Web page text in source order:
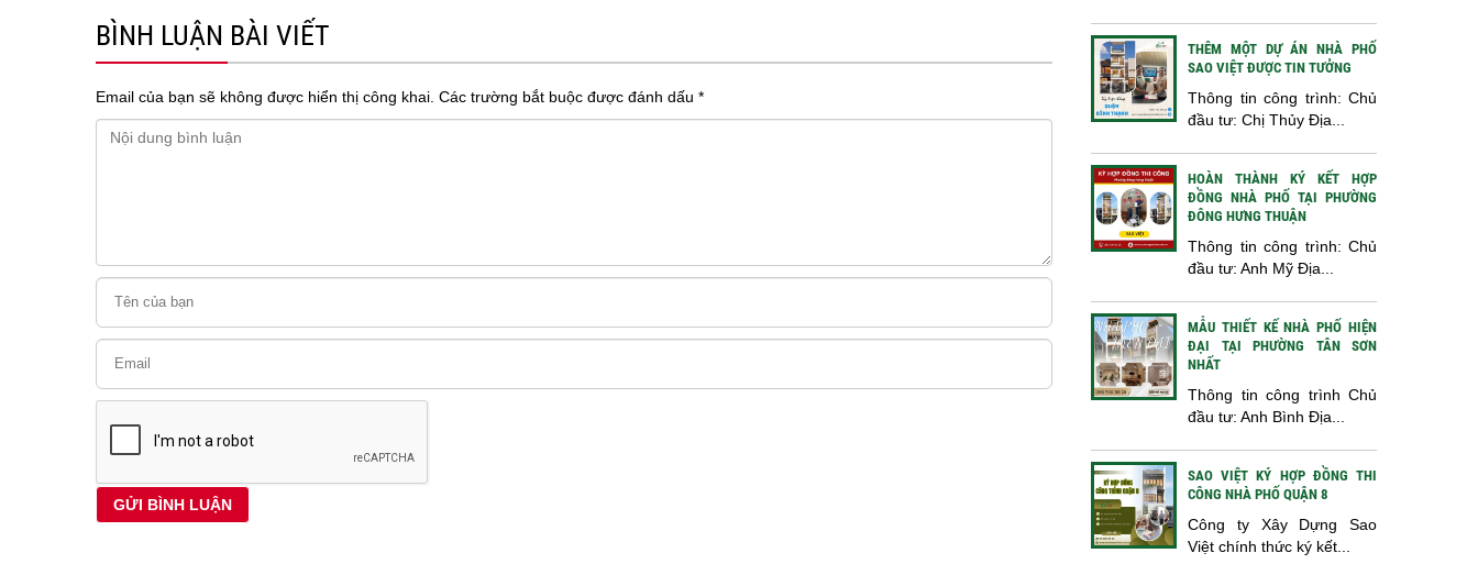
BÌNH LUẬN BÀI VIẾT
Email của bạn sẽ không được hiển thị công khai. Các trường bắt buộc được đánh dấu *
THÊM MỘT DỰ ÁN NHÀ PHỐ
SAO VIỆT ĐƯỢC TIN TƯỞNG
Thông tin công trình: Chủ
đầu tư: Chị Thủy Địa...
HOÀN THÀNH KÝ KẾT HỢP
ĐỒNG NHÀ PHỐ TẠI PHƯỜNG
ĐÔNG HƯNG THUẬN
Thông tin công trình: Chủ
đầu tư: Anh Mỹ Địa...
MẪU THIẾT KẾ NHÀ PHỐ HIỆN
ĐẠI TẠI PHƯỜNG TÂN SƠN
NHẤT
Thông tin công trình Chủ
đầu tư: Anh Bình Địa...
SAO VIỆT KÝ HỢP ĐỒNG THI
CÔNG NHÀ PHỐ QUẬN 8
Công ty Xây Dựng Sao
Việt chính thức ký kết...